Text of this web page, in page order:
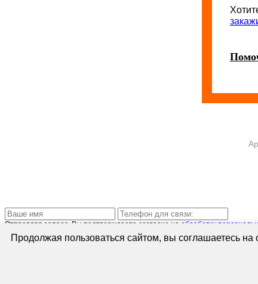
Отправляя запрос, Вы подтверждаете согласие на обработку
Продолжая пользоваться сайтом, вы соглашаетесь на